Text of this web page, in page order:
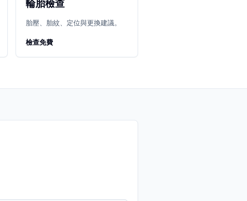
輪胎檢查
胎壓、胎紋、定位與更換建議。
檢查免費